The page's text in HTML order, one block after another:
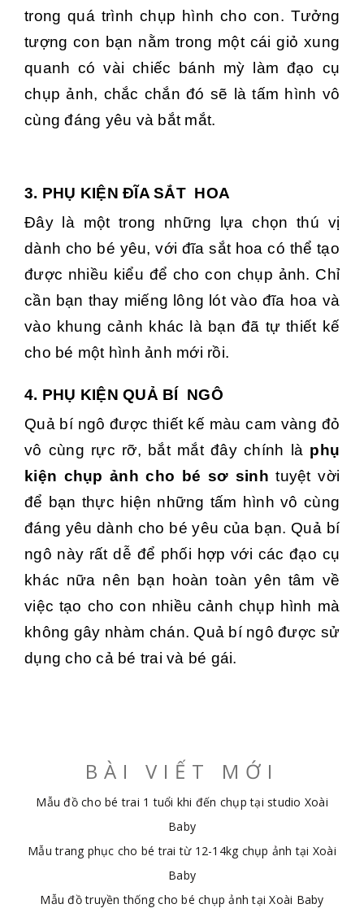
trong quá trình chụp hình cho con. Tưởng
tượng con bạn nằm trong một cái giỏ xung
quanh có vài chiếc bánh mỳ làm đạo cụ
chụp ảnh, chắc chắn đó sẽ là tấm hình vô
cùng đáng yêu và bắt mắt.
3. PHỤ KIỆN ĐĨA SẮT HOA
Đây là một trong những lựa chọn thú vị
dành cho bé yêu, với đĩa sắt hoa có thể tạo
được nhiều kiểu để cho con chụp ảnh. Chỉ
cần bạn thay miếng lông lót vào đĩa hoa và
vào khung cảnh khác là bạn đã tự thiết kế
cho bé một hình ảnh mới rồi.
4. PHỤ KIỆN QUẢ BÍ NGÔ
Quả bí ngô được thiết kế màu cam vàng đỏ
vô cùng rực rỡ, bắt mắt đây chính là phụ
kiện chụp ảnh cho bé sơ sinh tuyệt vời
để bạn thực hiện những tấm hình vô cùng
đáng yêu dành cho bé yêu của bạn. Quả bí
ngô này rất dễ để phối hợp với các đạo cụ
khác nữa nên bạn hoàn toàn yên tâm về
việc tạo cho con nhiều cảnh chụp hình mà
không gây nhàm chán. Quả bí ngô được sử
dụng cho cả bé trai và bé gái.
BÀI VIẾT MỚI
Mẫu đồ cho bé trai 1 tuổi khi đến chụp tại studio Xoài
Baby
Mẫu trang phục cho bé trai từ 12-14kg chụp ảnh tại Xoài
Baby
Mẫu đồ truyền thống cho bé chụp ảnh tại Xoài Baby